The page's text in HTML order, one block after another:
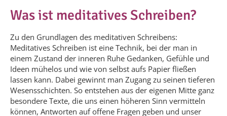
Was ist meditatives Schreiben?
Zu den Grundlagen des meditativen Schreibens:
Meditatives Schreiben ist eine Technik, bei der man in
einem Zustand der inneren Ruhe Gedanken, Gefühle und
Ideen mühelos und wie von selbst aufs Papier fließen
lassen kann. Dabei gewinnt man Zugang zu seinen tieferen
Wesensschichten. So entstehen aus der eigenen Mitte ganz
besondere Texte, die uns einen höheren Sinn vermitteln
können, Antworten auf offene Fragen geben und unser